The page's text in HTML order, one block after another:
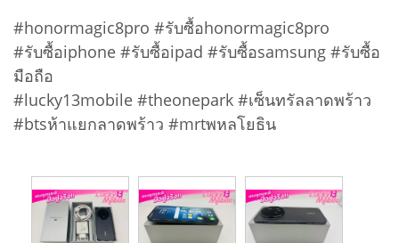
#honormagic8pro #รับซื้อhonormagic8pro
#รับซื้อiphone #รับซื้อipad #รับซื้อsamsung #รับซื้อ
มือถือ
#lucky13mobile #theonepark #เซ็นทรัลลาดพร้าว
#btsห้าแยกลาดพร้าว #mrtพหลโยธิน